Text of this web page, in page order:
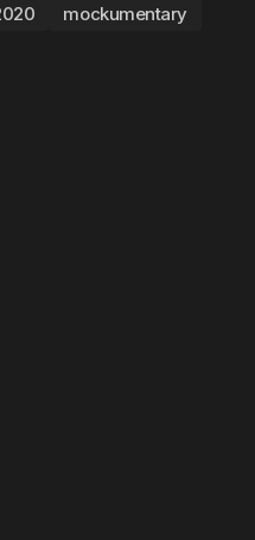
mockumentary